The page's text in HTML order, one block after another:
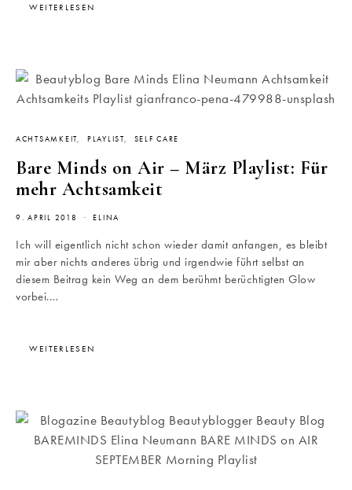
WEITERLESEN
ACHTSAMKEIT PLAYLIST SELF CARE
Bare Minds on Air – März Playlist: Für
mehr Achtsamkeit
9. APRIL 2018 ELINA
Ich will eigentlich nicht schon wieder damit anfangen, es bleibt
mir aber nichts anderes übrig und irgendwie führt selbst an
diesem Beitrag kein Weg an dem berühmt berüchtigten Glow
vorbei.…
WEITERLESEN